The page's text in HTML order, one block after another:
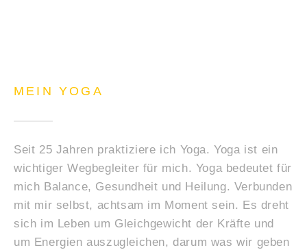
MEIN YOGA
Seit 25 Jahren praktiziere ich Yoga. Yoga ist ein
wichtiger Wegbegleiter für mich. Yoga bedeutet für
mich Balance, Gesundheit und Heilung. Verbunden
mit mir selbst, achtsam im Moment sein. Es dreht
sich im Leben um Gleichgewicht der Kräfte und
um Energien auszugleichen, darum was wir geben